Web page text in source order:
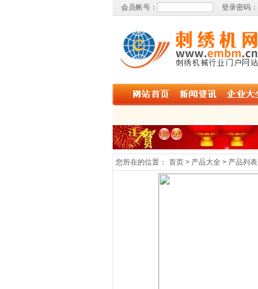
会员帐号： 登录密码：
您所在的位置： 首页 > 产品大全 > 产品列表